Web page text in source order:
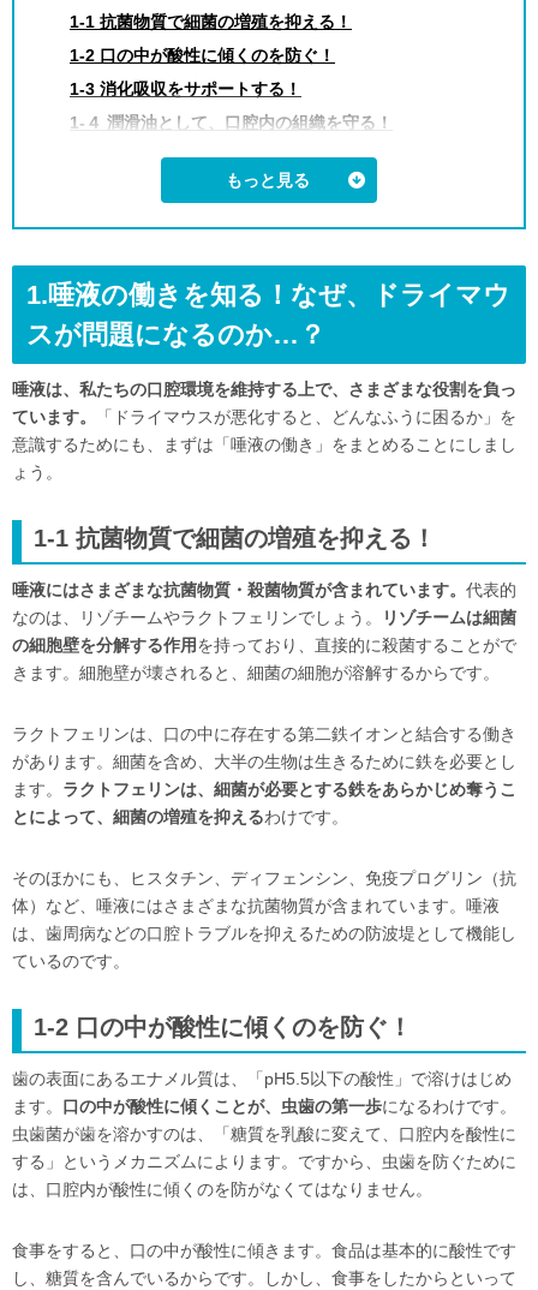
1-1 抗菌物質で細菌の増殖を抑える！
1-2 口の中が酸性に傾くのを防ぐ！
1-3 消化吸収をサポートする！
1-４ 潤滑油として、口腔内の組織を守る！
2.ドライマウスの症状
2-1 虫歯・歯周病リスクの増大
2-2 口臭の悪化
2-4 舌炎・口内炎の慢性化
3.ドライマウスの基本的な治療法とは…？
3-2 「口呼吸」「口を開けて寝る癖」などによる口腔乾燥
3-3 服用している薬の副作用
3-4 全身疾患の症状として現れるケース
1.唾液の働きを知る！なぜ、ドライマウ
スが問題になるのか…？
唾液は、私たちの口腔環境を維持する上で、さまざまな役割を負っ
ています。
「ドライマウスが悪化すると、どんなふうに困るか」を
意識するためにも、まずは「唾液の働き」をまとめることにしまし
ょう。
1-1 抗菌物質で細菌の増殖を抑える！
唾液にはさまざまな抗菌物質・殺菌物質が含まれています。 代表的
なのは、リゾチームやラクトフェリンでしょう。
リゾチームは細菌
の細胞壁を分解する作用を持っており、直接的に殺菌することがで
きます。細胞壁が壊されると、細菌の細胞が溶解するからです。
ラクトフェリンは、口の中に存在する第二鉄イオンと結合する働き
があります。細菌を含め、大半の生物は生きるために鉄を必要とし
ます。 ラクトフェリンは、細菌が必要とする鉄をあらかじめ奪うこ
とによって、細菌の増殖を抑えるわけです。
そのほかにも、ヒスタチン、ディフェンシン、免疫プログリン（抗
体）など、唾液にはさまざまな抗菌物質が含まれています。唾液
は、歯周病などの口腔トラブルを抑えるための防波堤として機能し
ているのです。
1-2 口の中が酸性に傾くのを防ぐ！
歯の表面にあるエナメル質は、「pH5.5以下の酸性」で溶けはじめ
ます。 口の中が酸性に傾くことが、虫歯の第一歩になるわけです。
虫歯菌が歯を溶かすのは、「糖質を乳酸に変えて、口腔内を酸性に
する」というメカニズムによります。ですから、虫歯を防ぐために
は、口腔内が酸性に傾くのを防がなくてはなりません。
食事をすると、口の中が酸性に傾きます。食品は基本的に酸性です
し、糖質を含んでいるからです。しかし、食事をしたからといって